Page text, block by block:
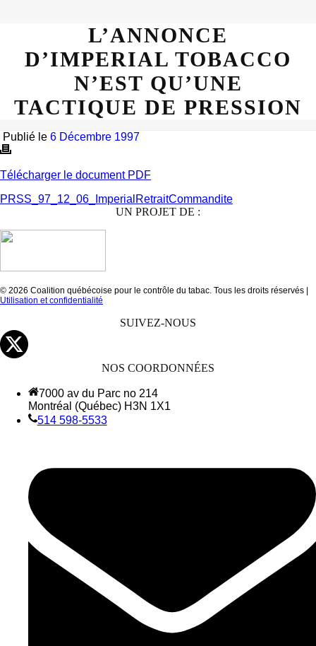
L’ANNONCE
D’IMPERIAL TOBACCO
N’EST QU’UNE
TACTIQUE DE PRESSION
Publié le 6 Décembre 1997
Télécharger le document PDF
PRSS_97_12_06_ImperialRetraitCommandite
UN PROJET DE :
© 2026 Coalition québécoise pour le contrôle du tabac. Tous les droits réservés |
Utilisation et confidentialité
SUIVEZ-NOUS
NOS COORDONNÉES
7000 av du Parc no 214
Montréal (Québec) H3N 1X1
514 598-5533